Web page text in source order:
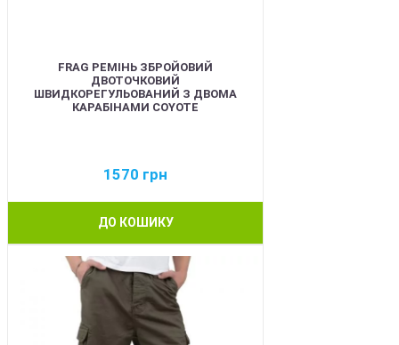
FRAG РЕМІНЬ ЗБРОЙОВИЙ
ДВОТОЧКОВИЙ
ШВИДКОРЕГУЛЬОВАНИЙ З ДВОМА
КАРАБІНАМИ COYOTE
1570 грн
ДО КОШИКУ